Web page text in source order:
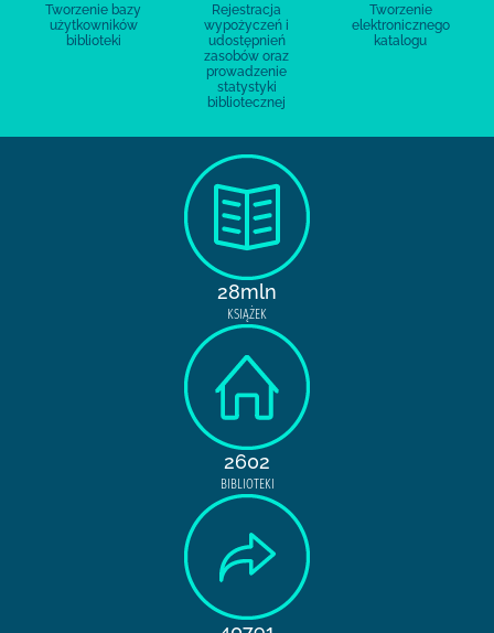
Tworzenie bazy
użytkowników
biblioteki
Rejestracja
wypożyczeń i
udostępnień
zasobów oraz
prowadzenie
statystyki
bibliotecznej
Tworzenie
elektronicznego
katalogu
28mln
KSIĄŻEK
2602
BIBLIOTEKI